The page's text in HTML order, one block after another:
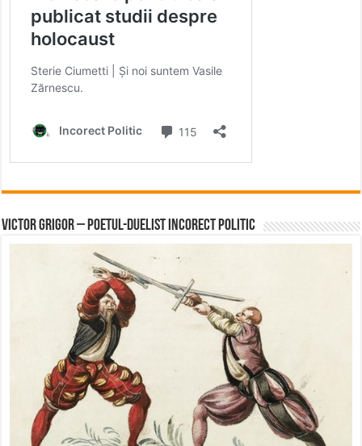
Victor Grigor – Poetul-Duelist Incorect Politic